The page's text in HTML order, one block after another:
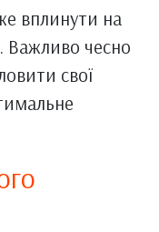
вплинути на
Важливо чесно
свої